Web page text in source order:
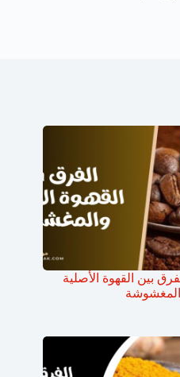
بين القهوة الأصلية